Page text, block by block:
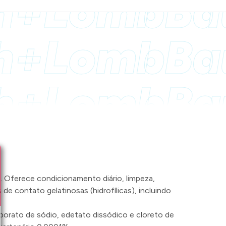
Oferece condicionamento diário, limpeza,
contato gelatinosas (hidrofílicas), incluindo
de sódio, edetato dissódico e cloreto de